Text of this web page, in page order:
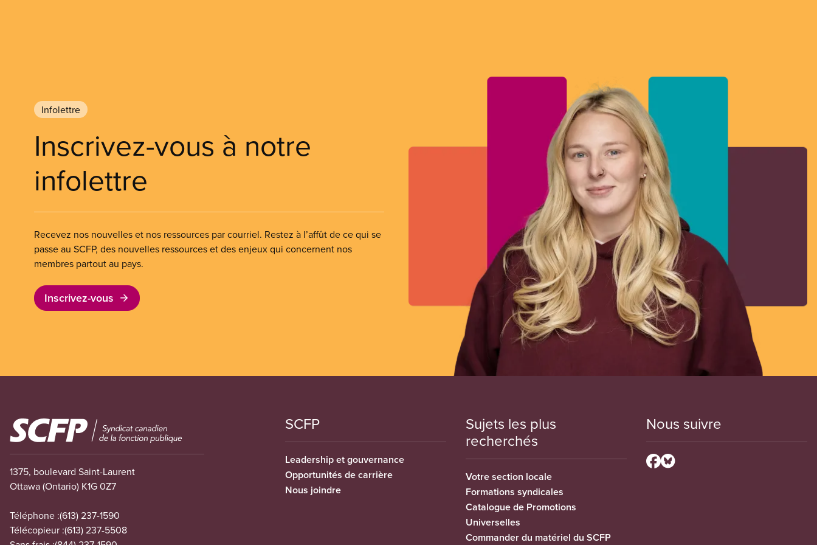
Infolettre
Inscrivez-vous à notre
infolettre
Recevez nos nouvelles et nos ressources par courriel. Restez à l’affût de ce qui se
passe au SCFP, des nouvelles ressources et des enjeux qui concernent nos
membres partout au pays.
Inscrivez-vous
Image
1375, boulevard Saint-Laurent
Ottawa (Ontario) K1G 0Z7
Téléphone :(613) 237-1590
Télécopieur :(613) 237-5508
SCFP
Leadership et gouvernance
Opportunités de carrière
Nous joindre
Sujets les plus
recherchés
Votre section locale
Formations syndicales
Catalogue de Promotions
Universelles
Commander du matériel du SCFP
Nous suivre